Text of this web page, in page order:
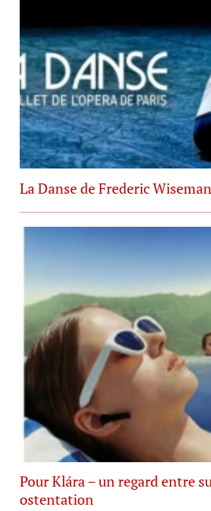
La Danse de Frederic Wiseman
Pour Klára – un regard entre
ostentation